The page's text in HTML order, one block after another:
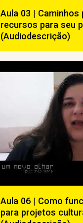
Aula 03 | Caminhos
recursos para seu
(Audiodescrição)
Aula 06 | Como
para projetos